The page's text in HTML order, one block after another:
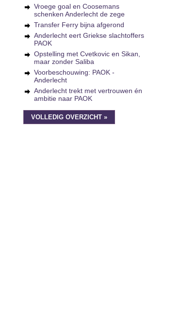
Vroege goal en Coosemans
schenken Anderlecht de zege
Transfer Ferry bijna afgerond
Anderlecht eert Griekse slachtoffers
PAOK
Opstelling met Cvetkovic en Sikan,
maar zonder Saliba
Voorbeschouwing: PAOK -
Anderlecht
Anderlecht trekt met vertrouwen én
ambitie naar PAOK
VOLLEDIG OVERZICHT »